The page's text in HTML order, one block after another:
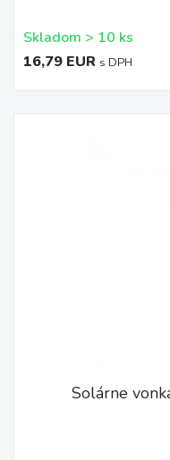
Skladom > 10 ks
16,79 EUR s DPH
Solárne